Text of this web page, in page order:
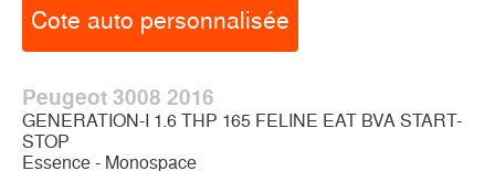
Cote auto personnalisée
Peugeot 3008 2016
GENERATION-I 1.6 THP 165 FELINE EAT BVA START-
STOP
Essence - Monospace